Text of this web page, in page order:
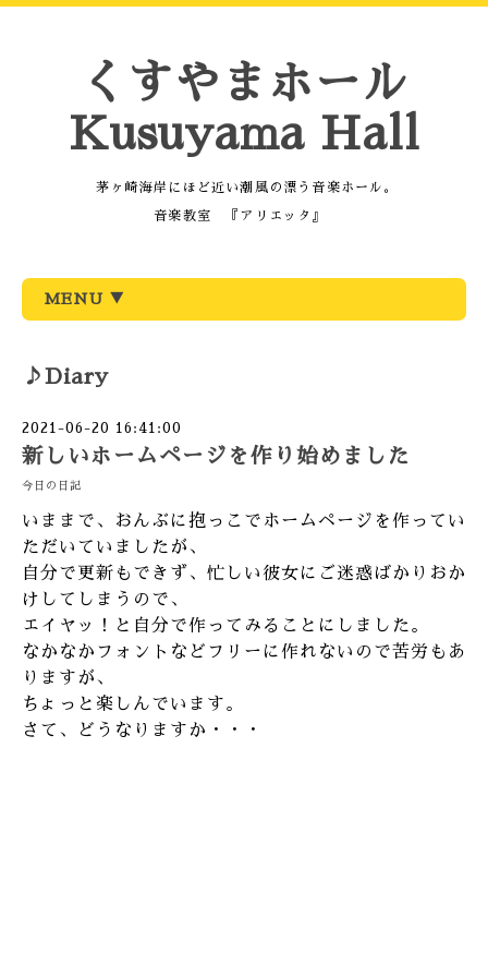
くすやまホール
Kusuyama Hall
茅ヶ崎海岸にほど近い潮風の漂う音楽ホール。
音楽教室 『アリエッタ』
MENU ▼
♪Diary
2021-06-20 16:41:00
新しいホームページを作り始めました
今日の日記
いままで、おんぶに抱っこでホームページを作ってい
ただいていましたが、
自分で更新もできず、忙しい彼女にご迷惑ばかりおか
けしてしまうので、
エイヤッ！と自分で作ってみることにしました。
なかなかフォントなどフリーに作れないので苦労もあ
りますが、
ちょっと楽しんでいます。
さて、どうなりますか・・・